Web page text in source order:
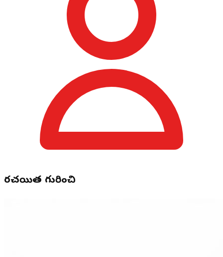
రచయిత గురించి